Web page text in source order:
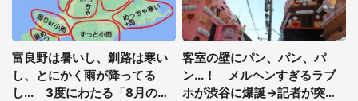
選択する
富良野は暑いし、釧路は寒い
し、とにかく雨が降ってる
し... 3度にわたる「8月の北
客室の壁にパン、パン、パ
ン...！ メルヘンすぎるラブ
ホが渋谷に爆誕→記者が突入